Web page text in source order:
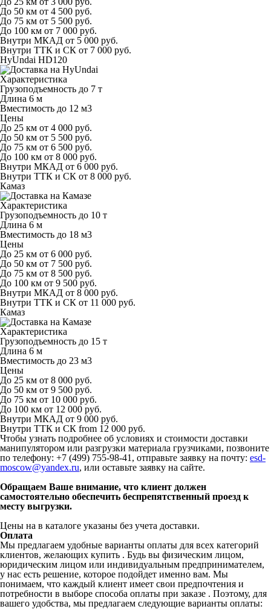
До 50 км от 4 500 руб.
До 75 км от 5 500 руб.
До 100 км от 7 000 руб.
Внутри МКАД от 5 000 руб.
Внутри ТТК и СК от 7 000 руб.
HyUndai HD120
Характеристика
Грузоподъемность до 7 т
Длина 6 м
Вместимость до 12 м3
Цены
До 25 км от 4 000 руб.
До 50 км от 5 500 руб.
До 75 км от 6 500 руб.
До 100 км от 8 000 руб.
Внутри МКАД от 6 000 руб.
Внутри ТТК и СК от 8 000 руб.
Камаз
Характеристика
Грузоподъемность до 10 т
Длина 6 м
Вместимость до 18 м3
Цены
До 25 км от 6 000 руб.
До 50 км от 7 500 руб.
До 75 км от 8 500 руб.
До 100 км от 9 500 руб.
Внутри МКАД от 8 000 руб.
Внутри ТТК и СК от 11 000 руб.
Камаз
Характеристика
Грузоподъемность до 15 т
Длина 6 м
Вместимость до 23 м3
Цены
До 25 км от 8 000 руб.
До 50 км от 9 500 руб.
До 75 км от 10 000 руб.
До 100 км от 12 000 руб.
Внутри МКАД от 9 000 руб.
Внутри ТТК и СК from 12 000 руб.
Чтобы узнать подробнее об условиях и стоимости доставки
манипулятором или разгрузки материала грузчиками, позвоните
по телефону: +7 (499) 755-98-41, отправьте заявку на почту: esd-
moscow@yandex.ru, или оставьте заявку на сайте.
Обращаем Ваше внимание, что клиент должен
самостоятельно обеспечить беспрепятственный проезд к
месту выгрузки.
Цены на в каталоге указаны без учета доставки.
Оплата
Мы предлагаем удобные варианты оплаты для всех категорий
клиентов, желающих купить . Будь вы физическим лицом,
юридическим лицом или индивидуальным предпринимателем,
у нас есть решение, которое подойдет именно вам. Мы
понимаем, что каждый клиент имеет свои предпочтения и
потребности в выборе способа оплаты при заказе . Поэтому, для
вашего удобства, мы предлагаем следующие варианты оплаты: